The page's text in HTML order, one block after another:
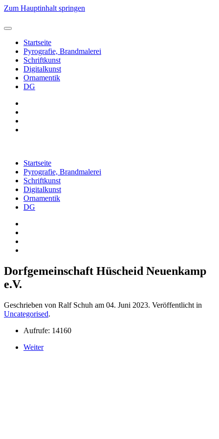
Zum Hauptinhalt springen
Startseite
Pyrografie, Brandmalerei
Schriftkunst
Digitalkunst
Ornamentik
DG
Startseite
Pyrografie, Brandmalerei
Schriftkunst
Digitalkunst
Ornamentik
DG
Dorfgemeinschaft Hüscheid Neuenkamp
e.V.
Geschrieben von Ralf Schuh am 04. Juni 2023. Veröffentlicht in
Uncategorised.
Aufrufe: 14160
Weiter